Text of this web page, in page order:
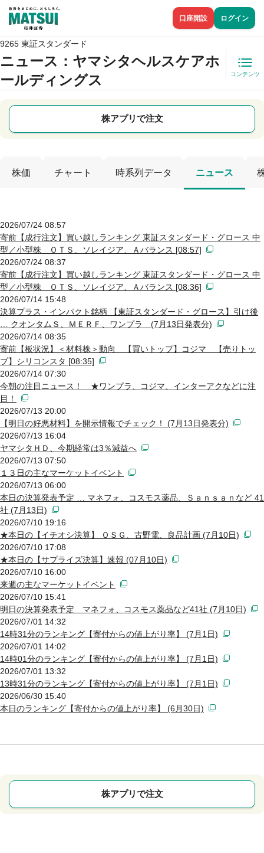
口座開設 ログイン
9265 東証スタンダード
ニュース ：ヤマシタヘルスケアホ
ールディングス
コンテンツ
株アプリで注文
株価 チャート 時系列データ ニュース
2026/07/24 08:57
寄前【成行注文】買い越しランキング 東証スタンダード・グロース 中
型／小型株 ＯＴＳ、ソレイジア、Ａバランス [08:57]
2026/07/24 08:37
寄前【成行注文】買い越しランキング 東証スタンダード・グロース 中
型／小型株 ＯＴＳ、ソレイジア、Ａバランス [08:36]
2026/07/14 15:48
決算プラス・インパクト銘柄 【東証スタンダード・グロース】引け後
… クオンタムＳ、ＭＥＲＦ、ワンプラ (7月13日発表分)
2026/07/14 08:35
寄前【板状況】＜材料株＞動向 【買いトップ】コジマ 【売りトッ
プ】シリコンスタ [08:35]
2026/07/14 07:30
今朝の注目ニュース！ ★ワンプラ、コジマ、インターアクなどに注
目！
2026/07/13 20:00
【明日の好悪材料】を開示情報でチェック！ (7月13日発表分)
2026/07/13 16:04
ヤマシタＨＤ、今期経常は3％減益へ
2026/07/13 07:50
１３日の主なマーケットイベント
2026/07/13 06:00
本日の決算発表予定 … マネフォ、コスモス薬品、Ｓａｎｓａｎなど 41
社 (7月13日)
2026/07/10 19:16
★本日の【イチオシ決算】 ＯＳＧ、古野電、良品計画 (7月10日)
2026/07/10 17:08
★本日の【サプライズ決算】速報 (07月10日)
2026/07/10 16:00
来週の主なマーケットイベント
2026/07/10 15:41
明日の決算発表予定 マネフォ、コスモス薬品など41社 (7月10日)
2026/07/01 14:32
14時31分のランキング【寄付からの値上がり率】 (7月1日)
2026/07/01 14:02
14時01分のランキング【寄付からの値上がり率】 (7月1日)
2026/07/01 13:32
13時31分のランキング【寄付からの値上がり率】 (7月1日)
2026/06/30 15:40
本日のランキング【寄付からの値上がり率】 (6月30日)
株アプリで注文